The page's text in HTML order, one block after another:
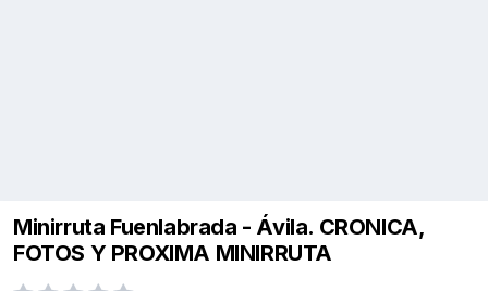
Minirruta Fuenlabrada - Ávila. CRONICA,
FOTOS Y PROXIMA MINIRRUTA